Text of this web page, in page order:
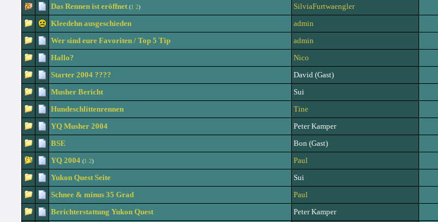
Das Rennen ist eröffnet (1 2) SilviaFurtwaengler
Kleedehn ausgeschieden admin
Wer sind eure Favoriten / Top 5 Tip admin
Hallo? Nico
Starter 2004 ???? David (Gast)
Musher Bericht Sui
Hundeschlittenrennen Tine
YQ Musher 2004 Peter Kamper
BSE Bon (Gast)
YQ 2004 (1 2) Paul
Yukon Quest Seite Sui
Schnee & minus 35 Grad Paul
Berichterstattung Yukon Quest Peter Kamper